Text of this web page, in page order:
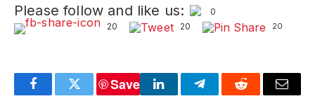
Please follow and like us:
0
20
20 20
FacebookTwitter
Save
LinkedInTelegramReddit Email